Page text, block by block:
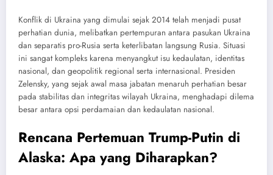
Konflik di Ukraina yang dimulai sejak 2014 telah menjadi pusat
perhatian dunia, melibatkan pertempuran antara pasukan Ukraina
dan separatis pro-Rusia serta keterlibatan langsung Rusia. Situasi
ini sangat kompleks karena menyangkut isu kedaulatan, identitas
nasional, dan geopolitik regional serta internasional. Presiden
Zelensky, yang sejak awal masa jabatan menaruh perhatian besar
pada stabilitas dan integritas wilayah Ukraina, menghadapi dilema
besar antara opsi perdamaian dan kedaulatan nasional.
Rencana Pertemuan Trump-Putin di
Alaska: Apa yang Diharapkan?